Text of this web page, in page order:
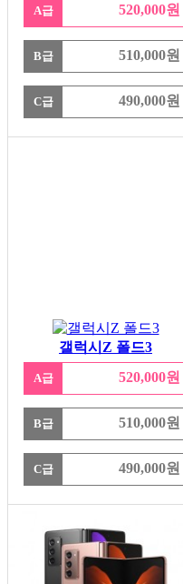
A급 520,000원
B급 510,000원
C급 490,000원
갤럭시Z 폴드3
A급 520,000원
B급 510,000원
C급 490,000원